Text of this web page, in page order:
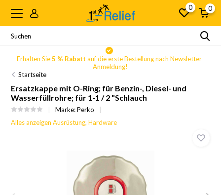
0 0
Erhalten Sie5 % Rabatt auf die erste Bestellung nach Newsletter-
Anmeldung!
Startseite
Ersatzkappe mit O-Ring; für Benzin-, Diesel- und
Wasserfüllrohre; für 1-1 / 2 "Schlauch
Marke:Perko
Alles anzeigen Ausrüstung, Hardware